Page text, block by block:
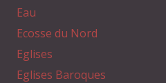
Eau
Ecosse du Nord
Eglises
Eglises Baroques